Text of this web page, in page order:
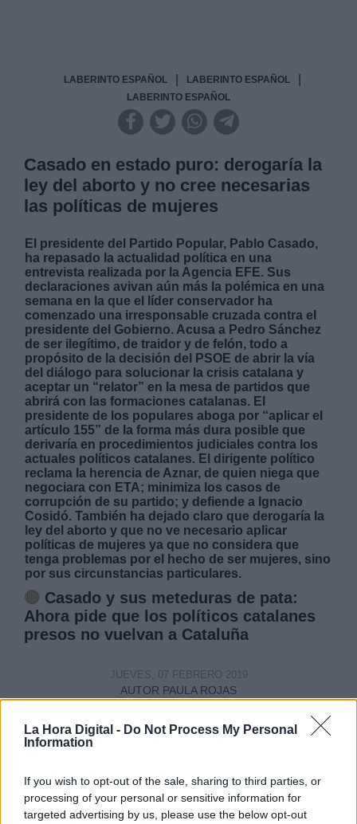
La Hora Digital - Do Not Process My Personal
Information
If you wish to opt-out of the sale, sharing to third parties, or
processing of your personal or sensitive information for
targeted advertising by us, please use the below opt-out
LABERINTO ESPAÑOL LABERINTO ESPAÑOL
LABERINTO ESPAÑOL
Casado en estado puro: derogaría la
ley del aborto y no cree necesarias
las políticas de mujeres
El presidente del Partido Popular, Pablo Casado,
ha repasado la actualidad política en una
entrevista realizada por la Agencia EFE. Sus
declaraciones avivan aún más la polémica en una
semana en la que el líder conservador ha
comenzado una irresponsable cruzada contra el
presidente del Gobierno. Acusa a Pedro Sánchez
de ser ilegítimo, de traidor y de felón, todo a
propósito de la decisión del PSOE de abrir la vía
del diálogo para solucionar la crisis catalana y
aceptar un “relator” en la mesa de partidos que
abrirá con las formaciones catalanas. El
presidente de los populares aboga por “aplicar el
artículo 155” de la forma más dura posible que
derivaría en procedimientos judiciales contra los
actuales políticos catalanes. El dirigente político
reclama la herencia de Aznar, de quien niega que
negociara con ETA; minimiza los casos de
corrupción de su partido; y defiende a Ignacio
Cosidó. También ha dejado claro que derogaría la
ley del aborto y que no ve necesario aplicar
políticas de mujeres ya que no considera que
tenga problemas por el hecho de ser mujeres, sino
por sus circunstancias particulares.
🔴 Casado y sus meteduras de pata:
Ahora pide que los políticos catalanes
presos no vuelvan a Cataluña
AUTOR PAULA ROJAS
Mas artículos del mismo autor/a
JUEVES, 07 FEBRERO 2019